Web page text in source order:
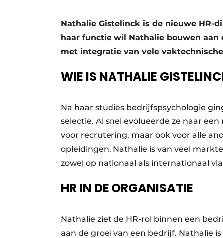
Nathalie Gistelinck is de nieuwe HR-
haar functie wil Nathalie bouwen aan
met integratie van vele
WIE IS NATHALIE
Na haar studies bedrijfspsychologie
selectie. Al snel evolueerde ze naar
voor recrutering, maar ook voor alle
opleidingen. Nathalie is van veel
zowel op nationaal als internationaal
HR IN DE ORGANISATIE
Nathalie ziet de HR-rol binnen een
aan de groei van een bedrijf. Nathalie